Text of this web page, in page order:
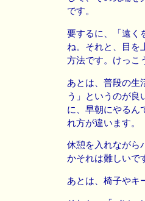
です。
要するに、「遠く
ね。それと、目を
方法です。けっこ
あとは、普段の生
う」というのが良
に、早朝にやるん
れ方が違います。
休憩を入れながら
かそれは難しいで
あとは、椅子やキ